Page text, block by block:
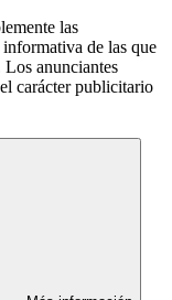
las
de las que
anunciantes
carácter publicitario